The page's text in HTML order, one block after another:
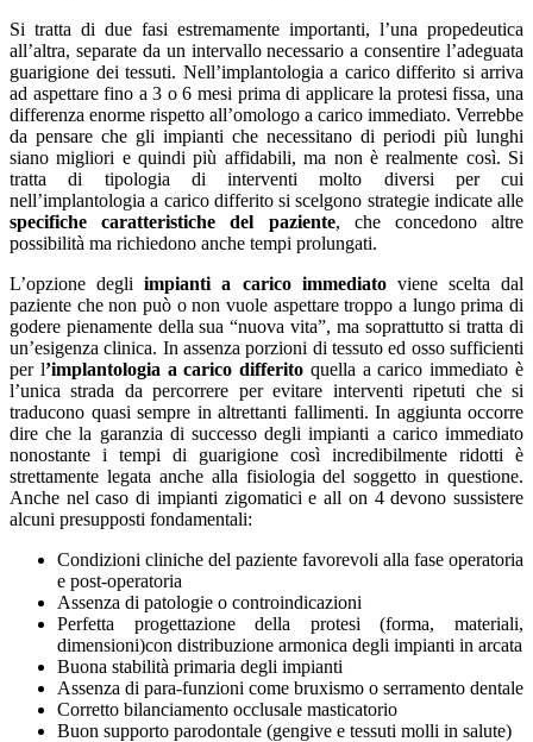
Si tratta di due fasi estremamente importanti, l’una propedeutica
all’altra, separate da un intervallo necessario a consentire l’adeguata
guarigione dei tessuti. Nell’implantologia a carico differito si arriva
ad aspettare fino a 3 o 6 mesi prima di applicare la protesi fissa, una
differenza enorme rispetto all’omologo a carico immediato. Verrebbe
da pensare che gli impianti che necessitano di periodi più lunghi
siano migliori e quindi più affidabili, ma non è realmente così. Si
tratta di tipologia di interventi molto diversi per cui
nell’implantologia a carico differito si scelgono strategie indicate alle
specifiche caratteristiche del paziente, che concedono altre
possibilità ma richiedono anche tempi prolungati.
L’opzione degliimpianti a carico immediatoviene scelta dal
paziente che non può o non vuole aspettare troppo a lungo prima di
godere pienamente della sua “nuova vita”, ma soprattutto si tratta di
un’esigenza clinica. In assenza porzioni di tessuto ed osso sufficienti
per l’implantologia a carico differito quella a carico immediato è
l’unica strada da percorrere per evitare interventi ripetuti che si
traducono quasi sempre in altrettanti fallimenti. In aggiunta occorre
dire che la garanzia di successo degli impianti a carico immediato
nonostante i tempi di guarigione così incredibilmente ridotti è
strettamente legata anche alla fisiologia del soggetto in questione.
Anche nel caso di impianti zigomatici e all on 4 devono sussistere
alcuni presupposti fondamentali:
Condizioni cliniche del paziente favorevoli alla fase operatoria
e post-operatoria
Assenza di patologie o controindicazioni
Perfetta progettazione della protesi (forma, materiali,
dimensioni)con distribuzione armonica degli impianti in arcata
Buona stabilità primaria degli impianti
Assenza di para-funzioni come bruxismo o serramento dentale
Corretto bilanciamento occlusale masticatorio
Buon supporto parodontale (gengive e tessuti molli in salute)